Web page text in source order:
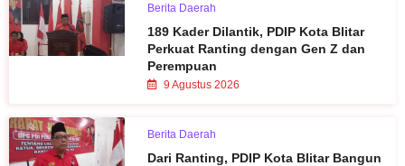
Berita Daerah
189 Kader Dilantik, PDIP Kota Blitar
Perkuat Ranting dengan Gen Z dan
Perempuan
9 Agustus 2026
Berita Daerah
Dari Ranting, PDIP Kota Blitar Bangun